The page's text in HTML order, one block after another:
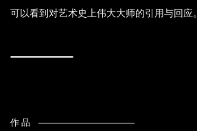
可以看到对艺术史上伟大大师的引用与回应。
作品